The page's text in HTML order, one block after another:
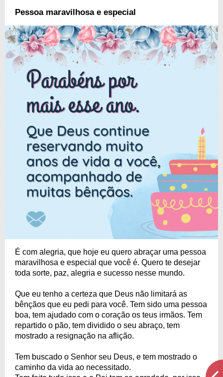
Pessoa maravilhosa e especial
É com alegria, que hoje eu quero abraçar uma pessoa
maravilhosa e especial que você é. Quero te desejar
toda sorte, paz, alegria e sucesso nesse mundo.
Que eu tenho a certeza que Deus não limitará as
bênçãos que eu pedi para você. Tem sido uma pessoa
boa, tem ajudado com o coração os teus irmãos. Tem
repartido o pão, tem dividido o seu abraço, tem
mostrado a resignação na aflição.
Tem buscado o Senhor seu Deus, e tem mostrado o
caminho da vida ao necessitado.